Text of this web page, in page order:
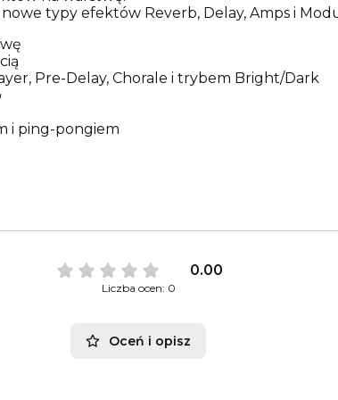
typy efektów Reverb, Delay, Amps i
Pre-Delay, Chorale i trybem Bright/Dark
i ping-pongiem
0.00
Liczba ocen: 0
Oceń i opisz